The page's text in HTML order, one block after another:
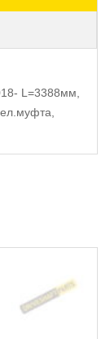
L=3388мм,